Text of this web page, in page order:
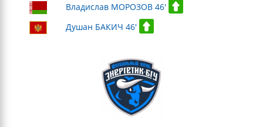
Владислав МОРОЗОВ 46'
Душан БАКИЧ 46'